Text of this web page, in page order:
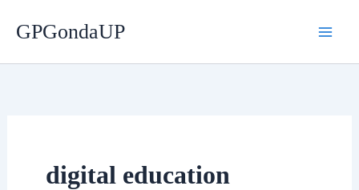
GPGondaUP
digital education